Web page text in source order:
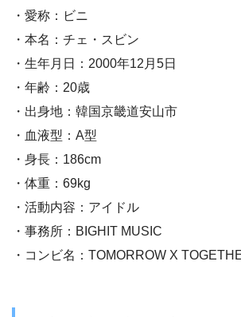
・愛称：ビニ
・本名：チェ・スビン
・生年月日：2000年12月5日
・年齢：20歳
・出身地：韓国京畿道安山市
・血液型：A型
・身長：186cm
・体重：69kg
・活動内容：アイドル
・事務所：BIGHIT MUSIC
・コンビ名：TOMORROW X